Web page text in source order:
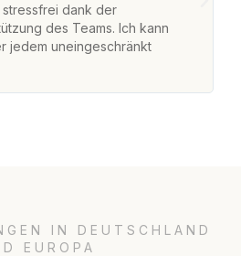
dank der
des Teams. Ich kann
jedem uneingeschränkt
IN DEUTSCHLAND
EUROPA